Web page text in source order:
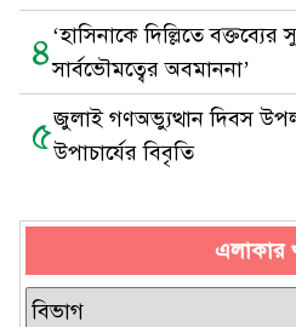
৪‘হাসিনাকে দিল্লিতে
সার্বভৌমত্বের অবমাননা’
৫জুলাই গণঅভ্যুত্থান দিবস
উপাচার্যের বিবৃতি
এলাকার